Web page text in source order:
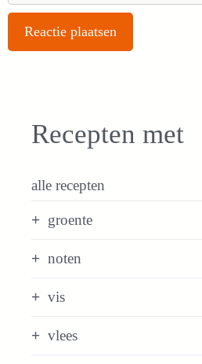
Recepten met
alle recepten
groente
noten
vis
vlees